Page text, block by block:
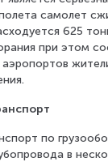
самолет
625
при этом
по
в